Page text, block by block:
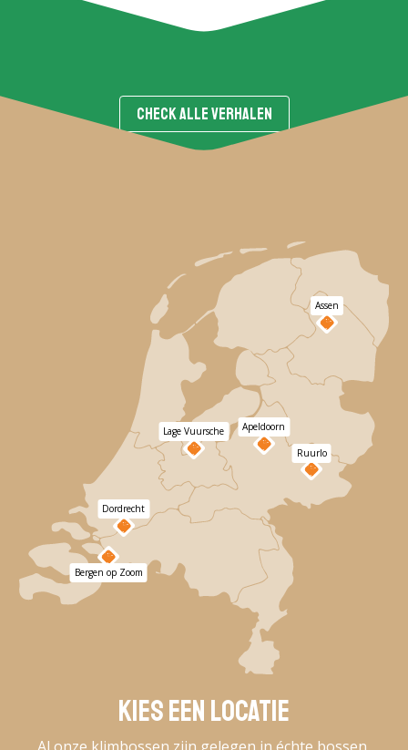
CHECK ALLE VERHALEN
Kies een locatie
Assen
Dordrecht
Bergen op Zoom
Apeldoorn
Lage Vuursche
Ruurlo